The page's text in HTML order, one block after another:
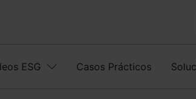
ESG Casos Prácticos